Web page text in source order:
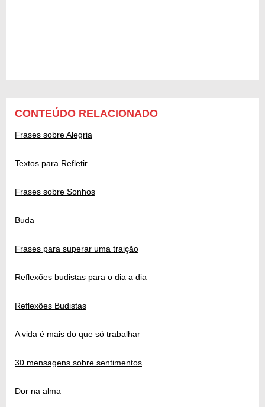
CONTEÚDO RELACIONADO
Frases sobre Alegria
Textos para Refletir
Frases sobre Sonhos
Buda
Frases para superar uma traição
Reflexões budistas para o dia a dia
Reflexões Budistas
A vida é mais do que só trabalhar
30 mensagens sobre sentimentos
Dor na alma